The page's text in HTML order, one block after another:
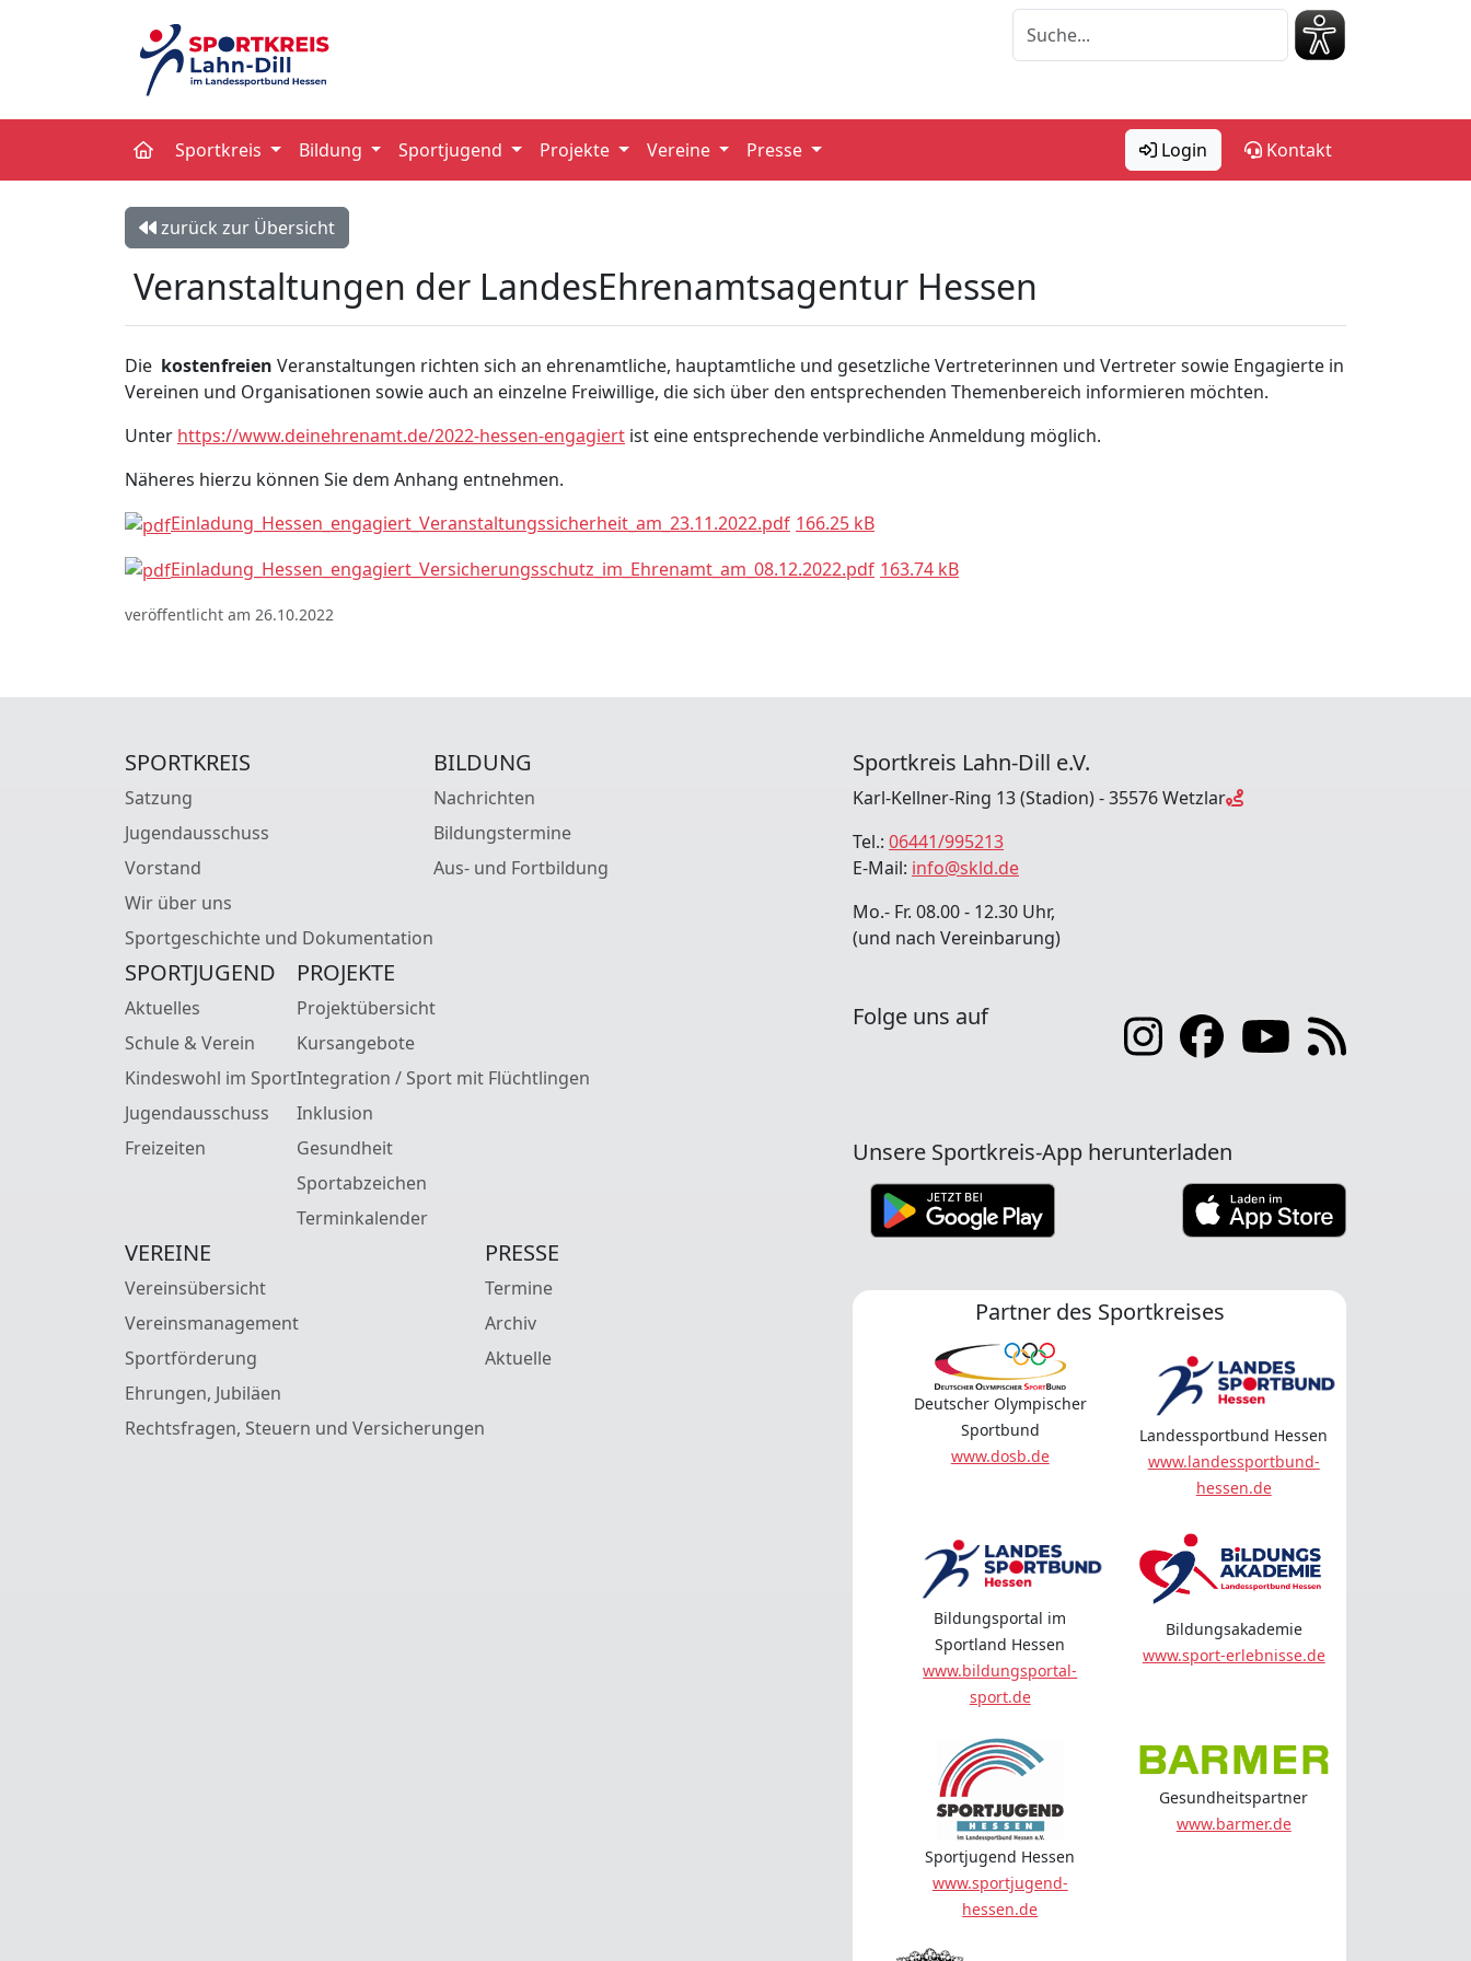
Sportkreis Bildung Sportjugend Projekte Vereine Presse Login Kontakt
zurück zur Übersicht
Veranstaltungen der LandesEhrenamtsagentur Hessen
Die kostenfreien Veranstaltungen richten sich an ehrenamtliche, hauptamtliche und gesetzliche Vertreterinnen und Vertreter sowie Engagierte in
Vereinen und Organisationen sowie auch an einzelne Freiwillige, die sich über den entsprechenden Themenbereich informieren möchten.
Unter https://www.deinehrenamt.de/2022-hessen-engagiert ist eine entsprechende verbindliche Anmeldung möglich.
Näheres hierzu können Sie dem Anhang entnehmen.
Einladung_Hessen_engagiert_Veranstaltungssicherheit_am_23.11.2022.pdf 166.25 kB
Einladung_Hessen_engagiert_Versicherungsschutz_im_Ehrenamt_am_08.12.2022.pdf 163.74 kB
veröffentlicht am 26.10.2022
SPORTKREIS
Satzung
Jugendausschuss
Vorstand
Wir über uns
Sportgeschichte und Dokumentation
BILDUNG
Nachrichten
Bildungstermine
Aus- und Fortbildung
SPORTJUGEND
Aktuelles
Schule & Verein
Kindeswohl im Sport
Jugendausschuss
Freizeiten
PROJEKTE
Projektübersicht
Kursangebote
Integration / Sport mit Flüchtlingen
Inklusion
Gesundheit
Sportabzeichen
Terminkalender
VEREINE
Vereinsübersicht
Vereinsmanagement
Sportförderung
Ehrungen, Jubiläen
Rechtsfragen, Steuern und Versicherungen
PRESSE
Termine
Archiv
Aktuelle
Sportkreis Lahn-Dill e.V.
Karl-Kellner-Ring 13 (Stadion) - 35576 Wetzlar
Tel.: 06441/995213
E-Mail: info@skld.de
Mo.- Fr. 08.00 - 12.30 Uhr,
(und nach Vereinbarung)
Folge uns auf
Unsere Sportkreis-App herunterladen
Partner des Sportkreises
Deutscher Olympischer
Sportbund
www.dosb.de
Landessportbund Hessen
www.landessportbund-
hessen.de
Bildungsportal im
Sportland Hessen
www.bildungsportal-
sport.de
Bildungsakademie
www.sport-erlebnisse.de
Sportjugend Hessen
www.sportjugend-
hessen.de
Gesundheitspartner
www.barmer.de